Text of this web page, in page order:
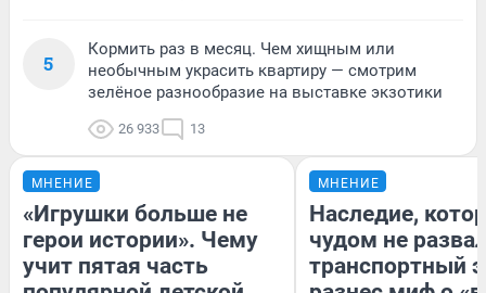
5
Кормить раз в месяц. Чем хищным или
необычным украсить квартиру — смотрим
зелёное разнообразие на выставке экзотики
26 933 13
МНЕНИЕ
«Игрушки больше не
герои истории». Чему
учит пятая часть
МНЕНИЕ
Наследие,
чудом не
транспортный